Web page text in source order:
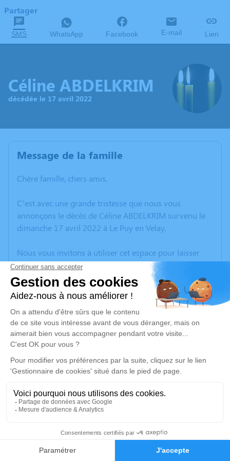
Faire-part Hommages
Partager
SMS WhatsApp Facebook E-mail Lien
Céline ABDELKRIM
décédée le 17 avril 2022
Message de la famille
Chère famille, chers amis,
C’est avec une grande tristesse que nous vous
annonçons le décès de Céline ABDELKRIM survenu le
dimanche 17 avril 2022 à Le Puy en Velay.
Nous vous invitons à utiliser cet espace pour laisser
vos condoléances, partager des photos souvenirs, une
anecdote ou exprimer vos pensées à travers des
poèmes ou des textes. Cet endroit est un lieu
d'expression dédié à honorer la mémoire de Céline
ABDELKRIM.
Un service de plantation d’arbre hommage est
disponible ici.
Je rends hommage
Cérémonie
31 rue Lavoisier
38300 Bourgoin Jallieu